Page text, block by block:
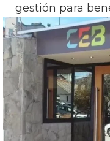
gestión para